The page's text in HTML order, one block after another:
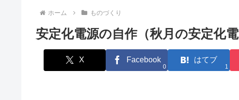
ホーム ものづくり
安定化電源の自作（秋月の安定化電
X Facebook
0
はてブ
1